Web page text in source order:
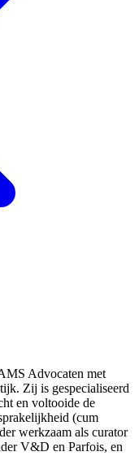
Advocaten met
Zij is gespecialiseerd
en voltooide de
(cum
werkzaam als curator
V&D en Parfois, en